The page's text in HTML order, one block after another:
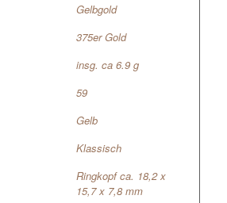
Gelbgold
375er Gold
insg. ca 6.9 g
59
Gelb
Klassisch
Ringkopf ca. 18,2 x
15,7 x 7,8 mm